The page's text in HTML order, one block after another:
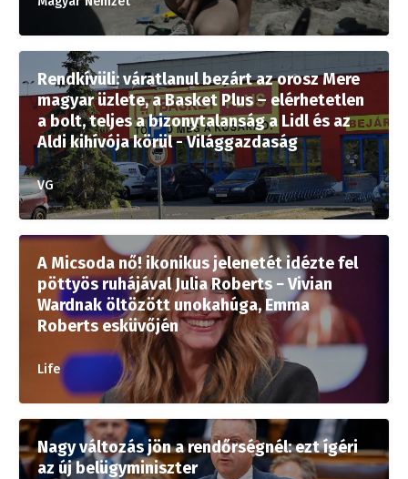
Rendkívüli: váratlanul bezárt az orosz Mere
magyar üzlete, a Basket Plus – elérhetetlen
a bolt, teljes a bizonytalanság a Lidl és az
Aldi kihívója körül - Világgazdaság
VG
A Micsoda nő! ikonikus jelenetét idézte fel
pöttyös ruhájával Julia Roberts − Vivian
Wardnak öltözött unokahúga, Emma
Roberts esküvőjén
Life
Nagy változás jön a rendőrségnél: ezt ígéri
az új belügyminiszter